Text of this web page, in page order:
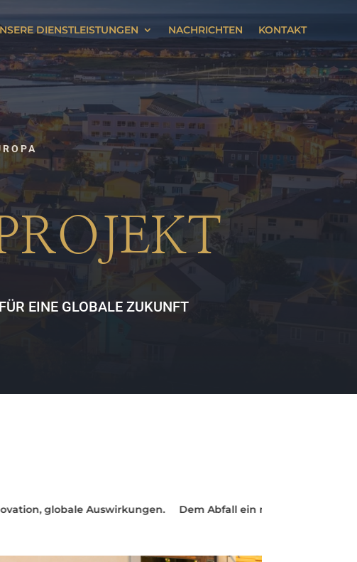
DIENSTLEISTUNGEN NACHRICHTEN KONTAKT
EINE GLOBALE ZUKUNFT
Dem Abfall ein neues Leben geben, für eine grünere